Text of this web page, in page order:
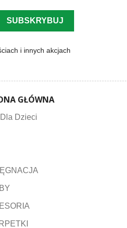
i innych akcjach
GŁÓWNA
Dzieci